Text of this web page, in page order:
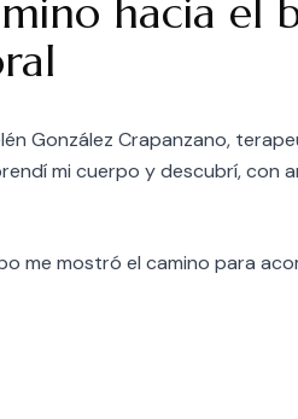
hacia el
González Crapanzano,
mi cuerpo y descubrí, con
me mostró el camino para